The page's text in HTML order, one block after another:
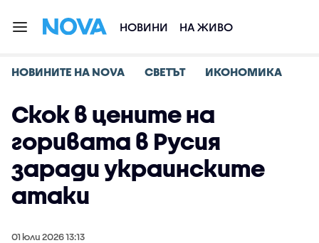
НОВИНИ НА ЖИВО
НОВИНИТЕ НА NOVA СВЕТЪТ ИКОНОМИКА
Скок в цените на
горивата в Русия
заради украинските
атаки
01 юли 2026 13:13